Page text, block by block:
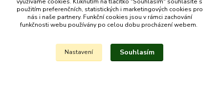
Upravit sběr cookies.
použitím preferenčních, statistických i marketingových cookies pro
nás i naše partnery. Funkční cookies jsou v rámci zachování
funkčnosti webu používány po celou dobu procházení webem.
Nastavení Souhlasím